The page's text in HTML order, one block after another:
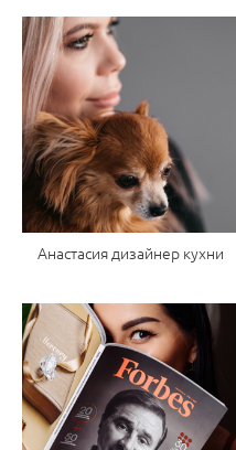
Анастасия дизайнер кухни